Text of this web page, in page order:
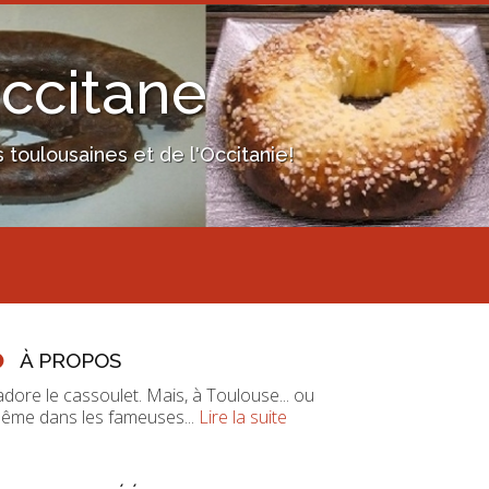
et de l'Occitanie!
À PROPOS
le cassoulet. Mais, à Toulouse... ou
dans les fameuses... Lire la suite